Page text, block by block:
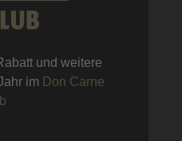
und weitere
im Don Carne